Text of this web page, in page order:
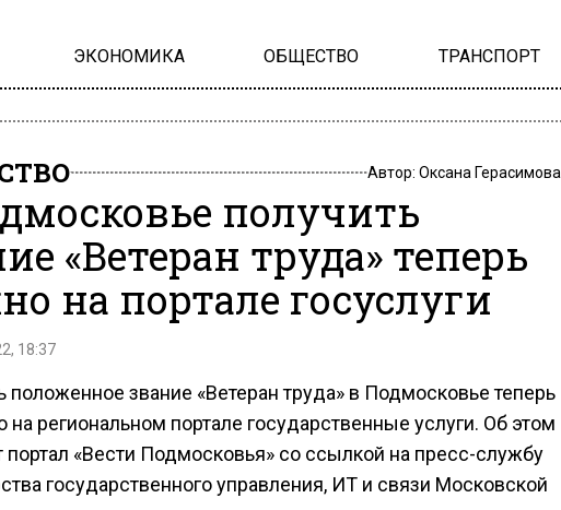
ЭКОНОМИКА ОБЩЕСТВО ТРАНСПОРТ
Автор: Оксана Герасимова
получить
«Ветеран труда» теперь
на портале госуслуги
18:37
положенное звание «Ветеран труда» в Подмосковье теперь
региональном портале государственные услуги. Об этом
портал «Вести Подмосковья» со ссылкой на пресс-службу
государственного управления, ИТ и связи Московской